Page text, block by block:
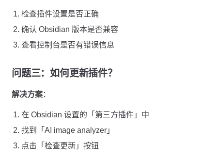
检查插件设置是否正确
确认 Obsidian 版本是否兼容
查看控制台是否有错误信息
问题三：如何更新插件？
解决方案：
在 Obsidian 设置的「第三方插件」中
找到「AI image analyzer」
点击「检查更新」按钮